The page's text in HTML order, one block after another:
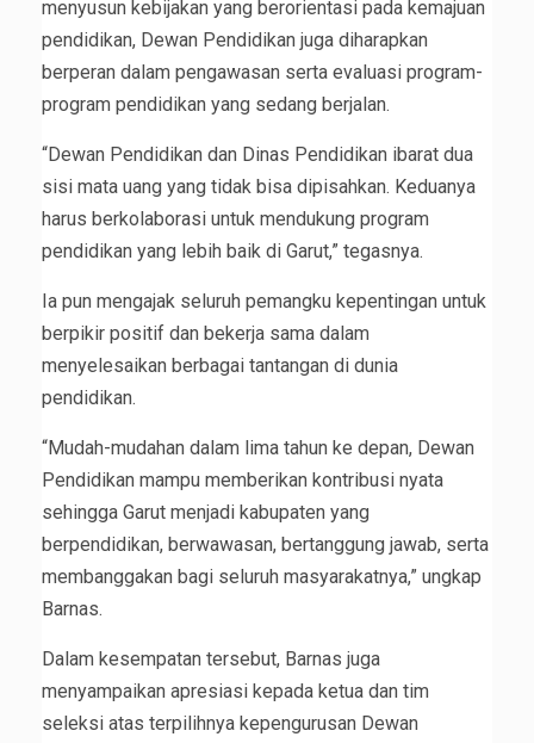
menyusun kebijakan yang berorientasi pada kemajuan
pendidikan, Dewan Pendidikan juga diharapkan
berperan dalam pengawasan serta evaluasi program-
program pendidikan yang sedang berjalan.
“Dewan Pendidikan dan Dinas Pendidikan ibarat dua
sisi mata uang yang tidak bisa dipisahkan. Keduanya
harus berkolaborasi untuk mendukung program
pendidikan yang lebih baik di Garut,” tegasnya.
Ia pun mengajak seluruh pemangku kepentingan untuk
berpikir positif dan bekerja sama dalam
menyelesaikan berbagai tantangan di dunia
pendidikan.
“Mudah-mudahan dalam lima tahun ke depan, Dewan
Pendidikan mampu memberikan kontribusi nyata
sehingga Garut menjadi kabupaten yang
berpendidikan, berwawasan, bertanggung jawab, serta
membanggakan bagi seluruh masyarakatnya,” ungkap
Barnas.
Dalam kesempatan tersebut, Barnas juga
menyampaikan apresiasi kepada ketua dan tim
seleksi atas terpilihnya kepengurusan Dewan